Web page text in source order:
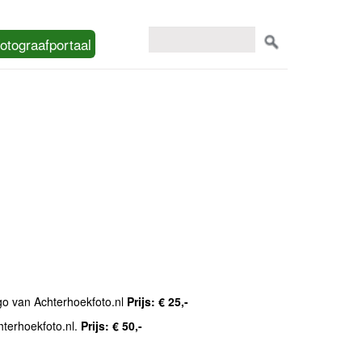
van Achterhoekfoto.nl Prijs: € 25,-
Prijs: € 50,-